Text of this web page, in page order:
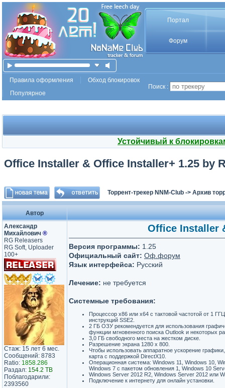
Портал
Форум
Правила оформления
Обход блокировок
Популярное
Поиск :
Устойчивый к
Office Installer & Office Installer+ 1.25 by
Торрент-трекер NNM-Club -> Архив
Автор
Александр
Михайлович ®
RG Releasers
RG Soft, Uploader
100+
Стаж: 15 лет 6 мес.
Сообщений: 8783
Ratio: 1858.286
Раздал: 154.2 TB
Поблагодарили:
2393560
Office Installer
Версия программы: 1.25
Официальный сайт: Оф.форум
Язык интерфейса: Русский
Лечение: не требуется
Системные требования:
Процессор x86 или x64 с тактовой частотой от 1
инструкций SSE2.
2 ГБ ОЗУ рекомендуется для использования
функции мгновенного поиска Outlook и некоторых
3,0 ГБ свободного места на жестком диске.
Разрешение экрана 1280 x 800.
Чтобы использовать аппаратное ускорение
карта с поддержкой DirectX10.
Операционная система: Windows 11, Windows 10,
Windows 7 с пакетом обновления 1, Windows 10
Windows Server 2012 R2, Windows Server 2012 или
Подключение к интернету для онлайн установки.